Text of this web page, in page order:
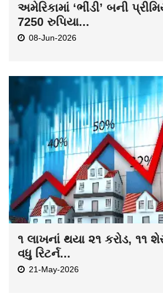
અમેરિકામાં ‘ભીંડી’ બની
7250 રુપિયા...
08-Jun-2026
૧ લાખનાં થયા ૨૧ કરોડ, ૧૧
વધુ રિટર્ન...
21-May-2026